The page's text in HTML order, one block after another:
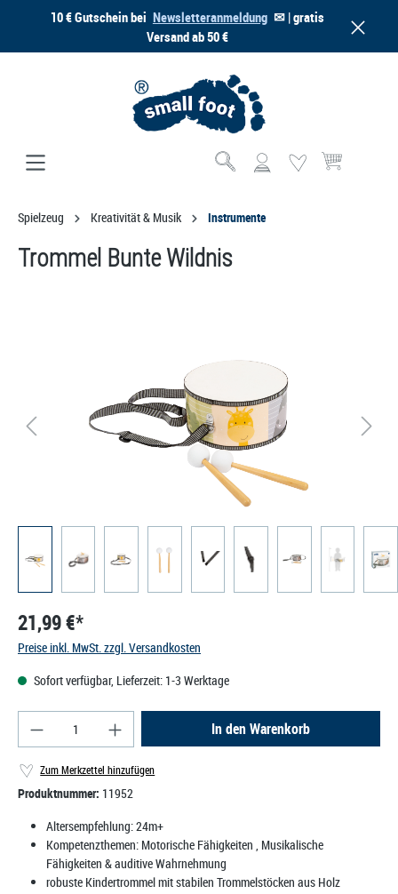
springen10 € Gutschein bei Newsletteranmeldung ✉ | gratis
Versand ab 50 €
Warenkorb
Spielzeug Kreativität & Musik Instrumente
Trommel Bunte Wildnis
21,99 €*
Preise inkl. MwSt. zzgl. Versandkosten
Sofort verfügbar, Lieferzeit: 1-3 Werktage
Produkt Anzahl: Gib den gewünschten Wert ein
In den Warenkorb
Zum Merkzettel hinzufügen
Produktnummer: 11952
Altersempfehlung:24m+
Kompetenzthemen: Motorische Fähigkeiten , Musikalische
Fähigkeiten & auditive Wahrnehmung
robuste Kindertrommel mit stabilen Trommelstöcken aus Holz